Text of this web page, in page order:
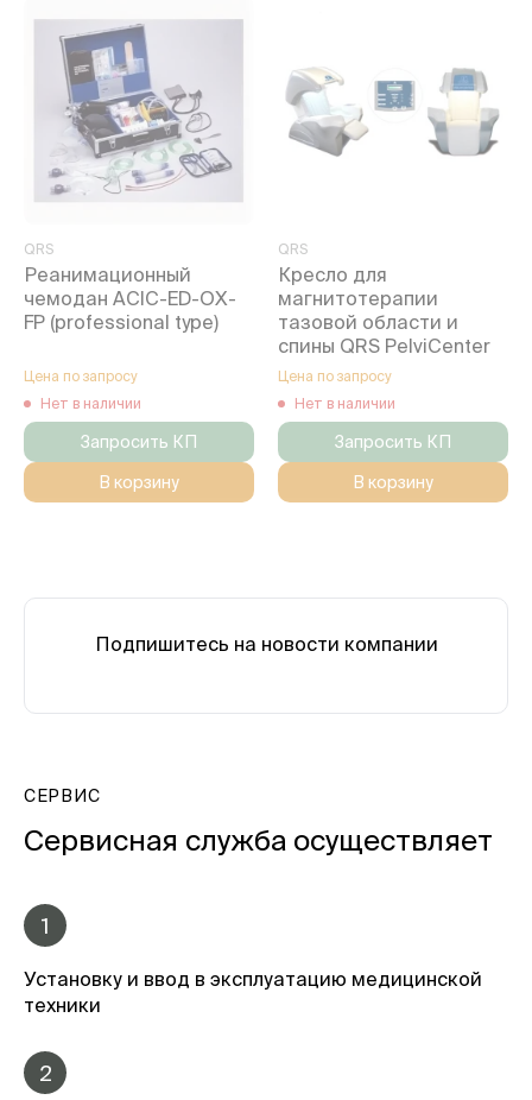
QRS
Реанимационный
чемодан ACIC-ED-OX-
FP (professional type)
Цена по запросу
Нет в наличии
Запросить КП
В корзину
QRS
Кресло для
магнитотерапии
тазовой области и
спины QRS PelviCenter
Цена по запросу
Нет в наличии
Запросить КП
В корзину
Подпишитесь на новости компании
СЕРВИС
Сервисная служба осуществляет
1
Установку и ввод в эксплуатацию медицинской
техники
2